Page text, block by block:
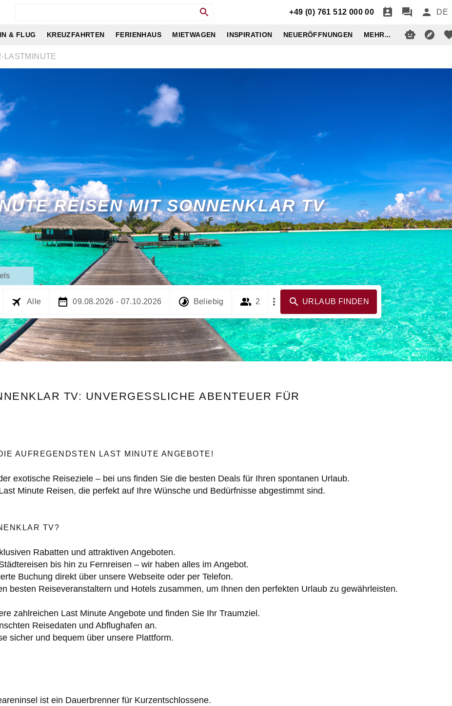
+49 (0) 761 512 000 00 DE
& FLUG KREUZFAHRTEN FERIENHAUS MIETWAGEN INSPIRATION NEUERÖFFNUNGEN MEHR...
LASTMINUTE
REISEN MIT SONNENKLAR TV
Alle 09.08.2026 - 07.10.2026 Beliebig 2 URLAUB FINDEN
TV: UNVERGESSLICHE ABENTEUER FÜR
AUFREGENDSTEN LAST MINUTE ANGEBOTE!
exotische Reiseziele – bei uns finden Sie die besten Deals für Ihren spontanen Urlaub.
Minute Reisen, die perfekt auf Ihre Wünsche und Bedürfnisse abgestimmt sind.
TV?
Rabatten und attraktiven Angeboten.
bis hin zu Fernreisen – wir haben alles im Angebot.
Buchung direkt über unsere Webseite oder per Telefon.
besten Reiseveranstaltern und Hotels zusammen, um Ihnen den perfekten Urlaub zu gewährleisten.
zahlreichen Last Minute Angebote und finden Sie Ihr Traumziel.
Reisedaten und Abflughafen an.
sicher und bequem über unsere Plattform.
ist ein Dauerbrenner für Kurzentschlossene.